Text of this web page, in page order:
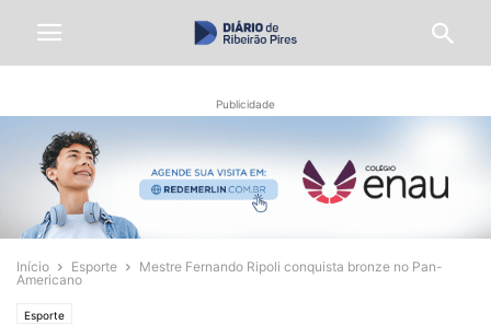
Publicidade
Início Esporte
Mestre Fernando Ripoli conquista bronze no Pan-
Americano
Esporte